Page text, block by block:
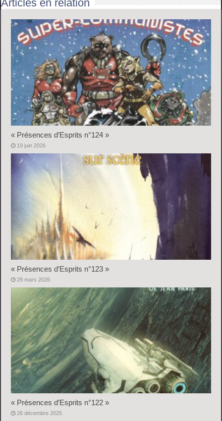
Articles en relation
« Présences d’Esprits n°124 »
19 juin 2026
« Présences d’Esprits n°123 »
29 mars 2026
« Présences d’Esprits n°122 »
26 décembre 2025